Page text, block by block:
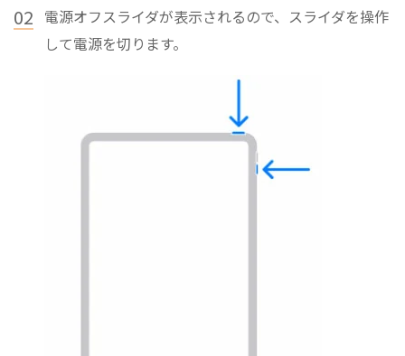
02 電源オフスライダが表示されるので、スライダを操作
して電源を切ります。